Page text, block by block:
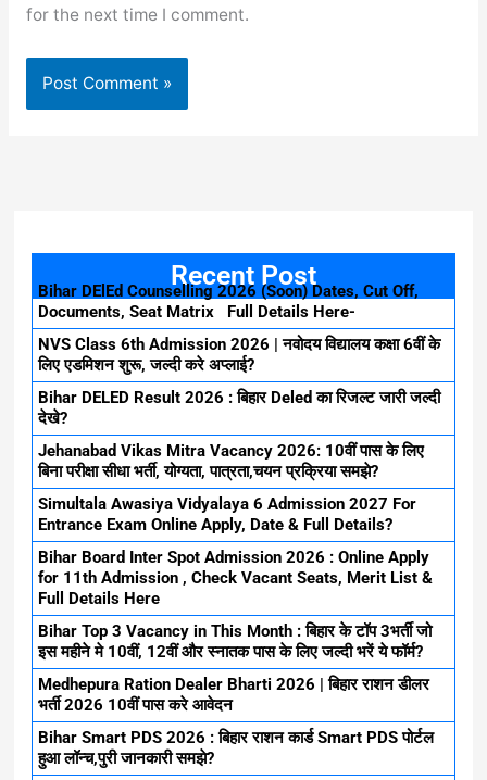
for the next time I comment.
Recent Post
Bihar DElEd Counselling 2026 (Soon) Dates, Cut Off,
Documents, Seat Matrix Full Details Here-
NVS Class 6th Admission 2026 | नवोदय विद्यालय कक्षा 6वीं के
लिए एडमिशन शुरू, जल्दी करे अप्लाई?
Bihar DELED Result 2026 : बिहार Deled का रिजल्ट जारी जल्दी
देखे?
Jehanabad Vikas Mitra Vacancy 2026: 10वीं पास के लिए
बिना परीक्षा सीधा भर्ती, योग्यता, पात्रता,चयन प्रक्रिया समझे?
Simultala Awasiya Vidyalaya 6 Admission 2027 For
Entrance Exam Online Apply, Date & Full Details?
Bihar Board Inter Spot Admission 2026 : Online Apply
for 11th Admission , Check Vacant Seats, Merit List &
Full Details Here
Bihar Top 3 Vacancy in This Month : बिहार के टॉप 3भर्ती जो
इस महीने मे 10वीं, 12वीं और स्नातक पास के लिए जल्दी भरें ये फॉर्म?
Medhepura Ration Dealer Bharti 2026 | बिहार राशन डीलर
भर्ती 2026 10वीं पास करे आवेदन
Bihar Smart PDS 2026 : बिहार राशन कार्ड Smart PDS पोर्टल
हुआ लॉन्च,पुरी जानकारी समझे?